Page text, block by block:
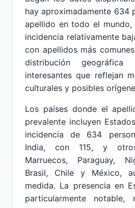
hay aproximadamente 634
apellido en todo el mundo,
incidencia relativamente
con apellidos más
distribución geográfica
interesantes que reflejan
culturales y posibles
Los países donde el
prevalente incluyen
incidencia de 634
India, con 115, y
Marruecos, Paraguay,
Brasil, Chile y México,
medida. La presencia en
particularmente notable,